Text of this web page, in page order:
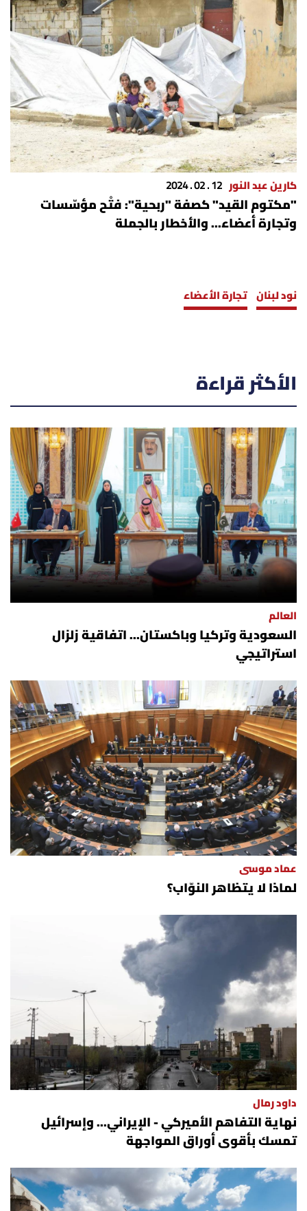
كارين عبد النور 12 . 02 . 2024
"مكتوم القيد" كصفة "ربحية": فتْح مؤسّسات
وتجارة أعضاء... والأخطار بالجملة
نود لبنان تجارة الأعضاء
الأكثر قراءة
العالم
السعودية وتركيا وباكستان... اتفاقية زلزال
استراتيجي
عماد موسى
لماذا لا يتظاهر النوّاب؟
داود رمال
نهاية التفاهم الأميركي - الإيراني... وإسرائيل
تمسك بأقوى أوراق المواجهة